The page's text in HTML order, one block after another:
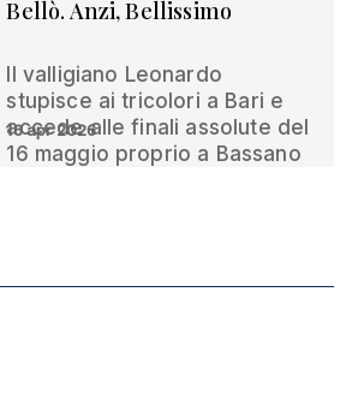
Bellò. Anzi, Bellissimo
Il valligiano Leonardo
stupisce ai tricolori a Bari e
accede alle finali assolute del
16 maggio proprio a Bassano
16 apr 2026